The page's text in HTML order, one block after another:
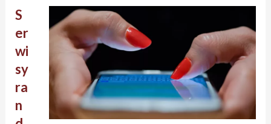
S
er
wi
sy
ra
n